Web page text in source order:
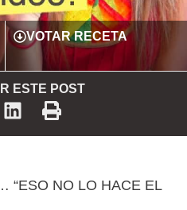
VOTAR RECETA
ESTE POST
“ESO NO LO HACE EL